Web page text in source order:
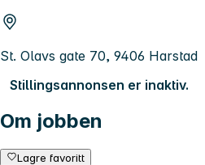
St. Olavs gate 70, 9406 Harstad
Stillingsannonsen er inaktiv.
Om jobben
Lagre favoritt